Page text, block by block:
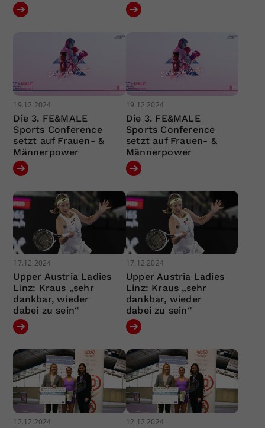
19.12.2024
Die 3. FE&MALE
Sports Conference
setzt auf Frauen- &
Männerpower
19.12.2024
Die 3. FE&MALE
Sports Conference
setzt auf Frauen- &
Männerpower
17.12.2024
Upper Austria Ladies
Linz: Kraus „sehr
dankbar, wieder
dabei zu sein“
17.12.2024
Upper Austria Ladies
Linz: Kraus „sehr
dankbar, wieder
dabei zu sein“
12.12.2024 12.12.2024